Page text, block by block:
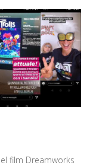
film Dreamworks